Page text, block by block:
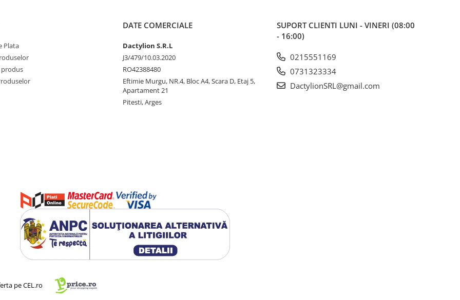
Plata
produs
DATE COMERCIALE
Dactylion S.R.L
J3/479/10.03.2020
RO42388480
Eftimie Murgu, NR.4, Bloc A4, Scara D, Etaj 5,
Apartament 21
Pitesti, Arges
SUPORT CLIENTI LUNI - VINERI (08:00
- 16:00)
0215551169
0731323334
DactylionSRL@gmail.com
pe CEL.ro